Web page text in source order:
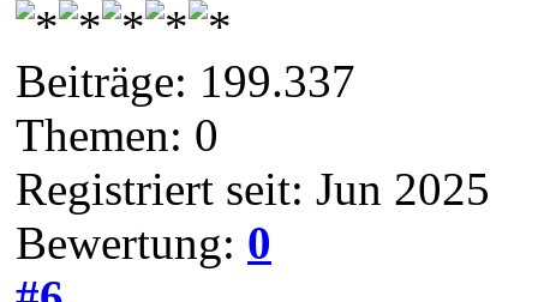
Beiträge: 199.337
Themen: 0
Registriert seit: Jun 2025
Bewertung: 0